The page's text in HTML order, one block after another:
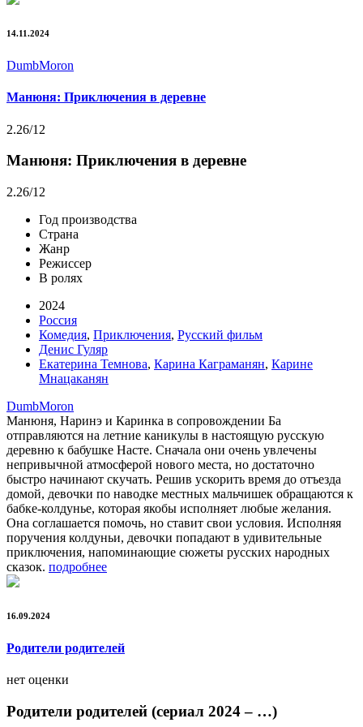
14.11.2024
DumbMoron
Манюня: Приключения в деревне
2.26/12
Манюня: Приключения в деревне
2.26/12
Год производства
Страна
Жанр
Режиссер
В ролях
2024
Россия
Комедия, Приключения, Русский фильм
Денис Гуляр
Екатерина Темнова, Карина Каграманян, Карине
Мнацаканян
DumbMoron
Манюня, Наринэ и Каринка в сопровождении Ба
отправляются на летние каникулы в настоящую русскую
деревню к бабушке Насте. Сначала они очень увлечены
непривычной атмосферой нового места, но достаточно
быстро начинают скучать. Решив ускорить время до отъезда
домой, девочки по наводке местных мальчишек обращаются к
бабке-колдунье, которая якобы исполняет любые желания.
Она соглашается помочь, но ставит свои условия. Исполняя
поручения колдуньи, девочки попадают в удивительные
приключения, напоминающие сюжеты русских народных
сказок. подробнее
16.09.2024
Родители родителей
нет оценки
Родители родителей (сериал 2024 – …)